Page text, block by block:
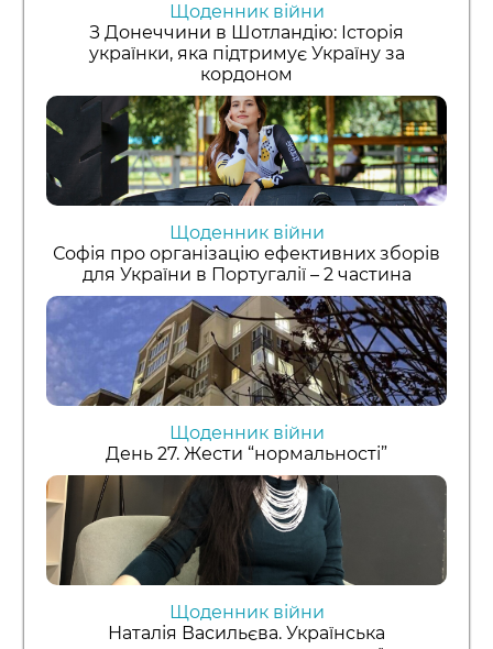
Щоденник війни
З Донеччини в Шотландію: Історія
українки, яка підтримує Україну за
кордоном
Щоденник війни
Софія про організацію ефективних зборів
для України в Португалії – 2 частина
Щоденник війни
День 27. Жести “нормальності”
Щоденник війни
Наталія Васильєва. Українська